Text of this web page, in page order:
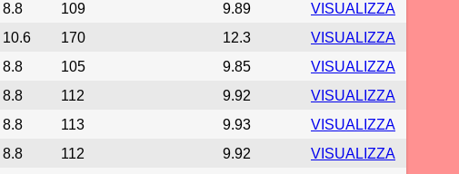
8.8 109 9.89
VISUALIZZA
10.6 170 12.3
VISUALIZZA
8.8 105 9.85
VISUALIZZA
8.8 112 9.92
VISUALIZZA
8.8 113 9.93
VISUALIZZA
8.8 112 9.92
VISUALIZZA